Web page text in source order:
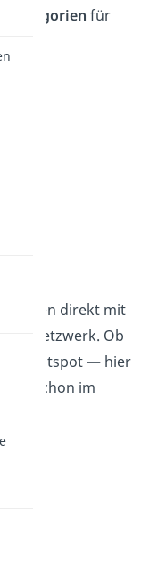
Kategorien für
spielen direkt mit
Netzwerk. Ob
Hotspot — hier
schon im
Rede